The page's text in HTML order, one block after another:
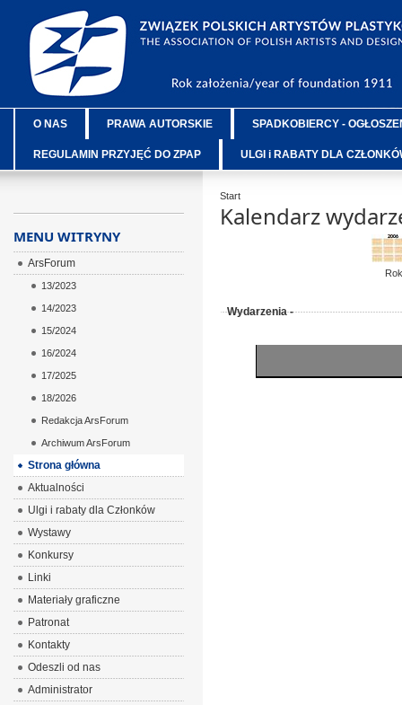
O NAS PRAWA AUTORSKIE SPADKOBIERCY -
REGULAMIN PRZYJĘĆ DO ZPAP ULGI i RABATY DLA
Start
Kalendarz
Rok
Wydarzenia -
MENU WITRYNY
ArsForum
13/2023
14/2023
15/2024
16/2024
17/2025
18/2026
Redakcja ArsForum
Archiwum ArsForum
Strona główna
Aktualności
Ulgi i rabaty dla Członków
Wystawy
Konkursy
Linki
Materiały graficzne
Patronat
Kontakty
Odeszli od nas
Administrator